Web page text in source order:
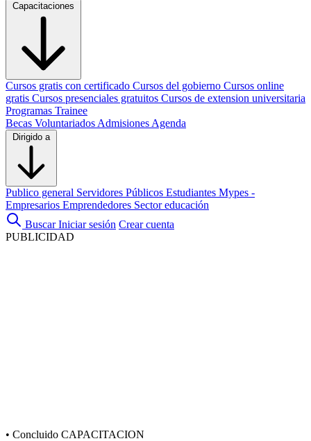
Capacitaciones
Cursos gratis con certificado Cursos del gobierno Cursos online
gratis Cursos presenciales gratuitos Cursos de extension universitaria
Programas Trainee
Becas Voluntariados Admisiones Agenda
Dirigido a
Publico general Servidores Públicos Estudiantes Mypes -
Empresarios Emprendedores Sector educación
Buscar Iniciar sesión Crear cuenta
PUBLICIDAD
• Concluido CAPACITACION